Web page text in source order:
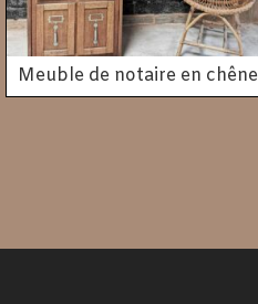
Meuble de notaire en chêne